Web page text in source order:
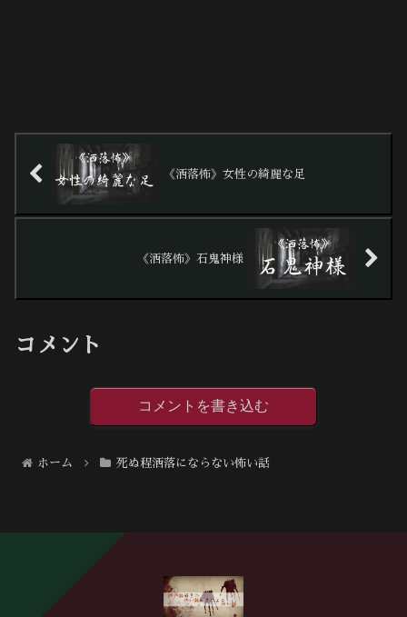
《洒落怖》女性の綺麗な足
《洒落怖》石鬼神様
コメント
コメントを書き込む
ホーム 死ぬ程洒落にならない怖い話